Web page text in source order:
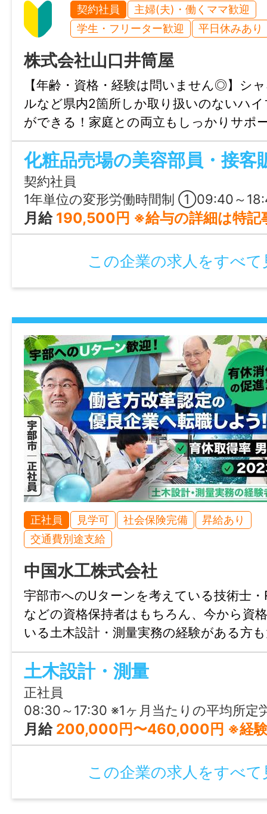
諸手当
通勤手当あり(規定あり)
時間外手当あり
加入保険等
社会保険完備（雇用・健康・労災・厚生）
マイカー通勤
可
時間外
・試用期間：なし
・雇用期間の定め：あり（3ヶ月）
・契約更新理由：あり（契約期間満了時の
績により判断）
・通算契約期間の上限または更新回数の上
上限とする）
・定年制：なし
・再雇用制度：なし
・固定残業代制：なし
・無料駐車場あり
・制服貸与
※詳細は、面談時にお伝えします。
ーーーーーー
《じょぶるのご紹介》
●当社（株式会社Be win）が運営する「じ
は山口の地域に特化した就職・転職サポー
す！
豊富な求人データから専任のコンサルタン
ャリアやご希望をふまえ、勤務内容・勤務
期間・給与などご希望のお仕事をご紹介し
契約社員
主婦(夫)・働くママ歓迎
学生・フリーター歓迎
平日休みあり
株式会社山口井筒屋
【年齢・資格・経験は問いません◎】シ
ルなど県内2箇所しか取り扱いのないハ
ができる！家庭との両立もしっかりサポ
のに囲まれ、子どもにも自分にも誇れる
らしく輝いてみませんか。UIJターン歓迎
契約社員
1年単位の変形労働時間制 ①09:40～18:40：基本勤務シフト ②09:40～20:40：棚卸しシフト（年2
月給 190,500円 ※給与の詳細は特記
この企業の求人をすべて
正社員 見学可 社会保険完備
昇給あり
交通費別途支給
中国水工株式会社
宇部市へのUターンを考えている技術士・
などの資格保持者はもちろん、今から資
いる土木設計・測量実務の経験がある方
ベート充実 × 安心して働ける環境で、地
発揮してみませんか？
土木設計・測量
正社員
08:30～17:30 ※1ヶ月当たりの平均所定労
月給 200,000円〜460,000円 ※経験によ
この企業の求人をすべて